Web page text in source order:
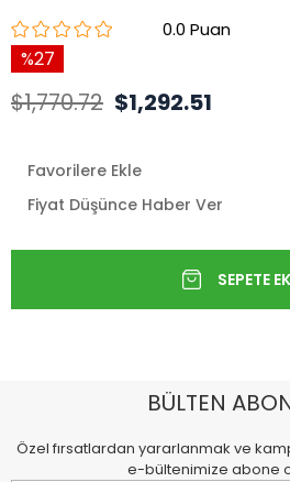
0.0
27
$1,770.72 $1,292.51
Favorilere Ekle
Fiyat Düşünce Haber Ver
BÜLTEN
Özel fırsatlardan yararlanmak ve
e-bültenimize abone